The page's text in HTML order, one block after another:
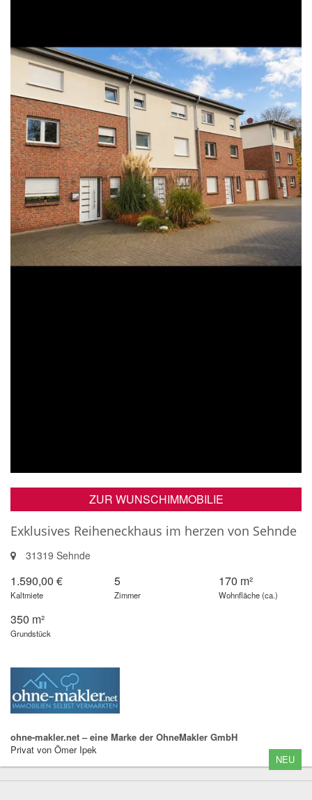
ZUR WUNSCHIMMOBILIE
Exklusives Reiheneckhaus im herzen von Sehnde
31319 Sehnde
1.590,00 €
Kaltmiete
5
Zimmer
170 m²
Wohnfläche (ca.)
350 m²
Grundstück
ohne-makler.net – eine Marke der OhneMakler GmbH
Privat von Ömer Ipek
NEU